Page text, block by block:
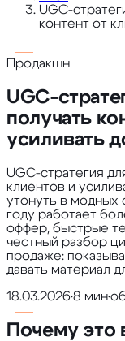
UGC-
контент от
Продакшн
UGC-
получать
усиливать
UGC-стратегия
клиентов и
утонуть в модных
году работает
оффер, быстрые
честный разбор
продаже:
давать материал
18.03.2026•8 мин•
Почему это